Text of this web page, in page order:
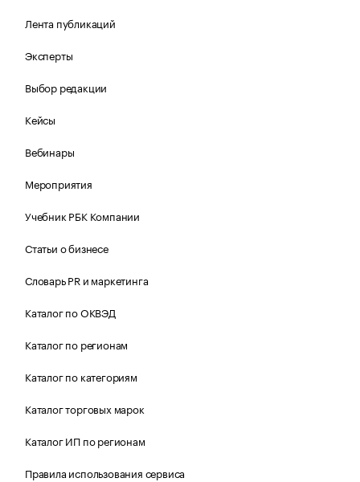
Лента публикаций
Эксперты
Выбор редакции
Кейсы
Вебинары
Мероприятия
Учебник РБК Компании
Статьи о бизнесе
Словарь PR и маркетинга
Каталог по ОКВЭД
Каталог по регионам
Каталог по категориям
Каталог торговых марок
Каталог ИП по регионам
Правила использования сервиса